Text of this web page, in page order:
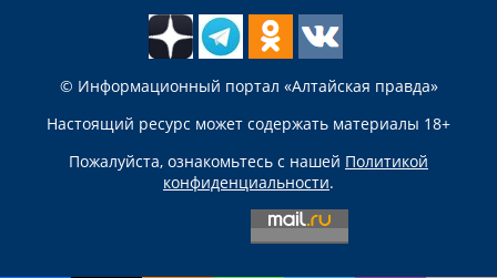
© Информационный портал «Алтайская правда»
Настоящий ресурс может содержать материалы 18+
Пожалуйста, ознакомьтесь с нашей Политикой
конфиденциальности.